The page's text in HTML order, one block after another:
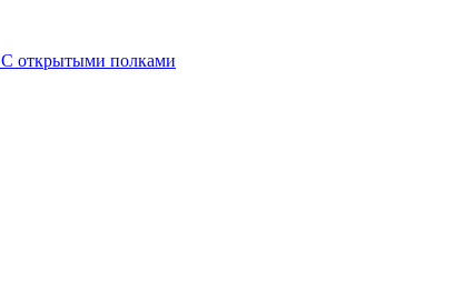
С открытыми полками